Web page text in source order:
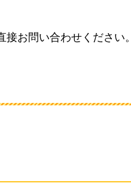
お問い合わせください。